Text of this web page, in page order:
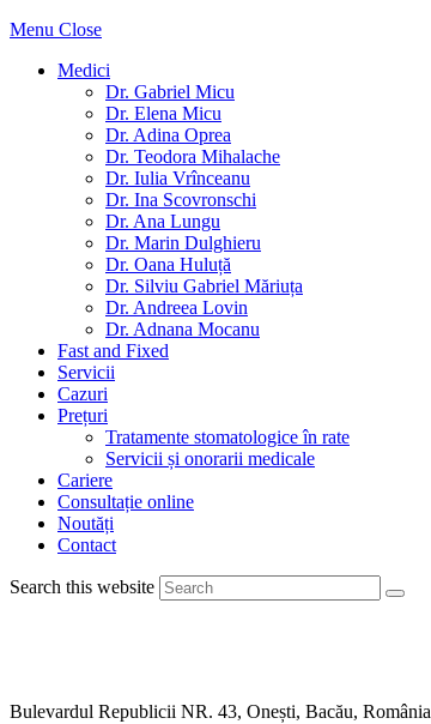
Menu Close
Medici
Dr. Gabriel Micu
Dr. Elena Micu
Dr. Adina Oprea
Dr. Teodora Mihalache
Dr. Iulia Vrînceanu
Dr. Ina Scovronschi
Dr. Ana Lungu
Dr. Marin Dulghieru
Dr. Oana Huluță
Dr. Silviu Gabriel Măriuța
Dr. Andreea Lovin
Dr. Adnana Mocanu
Fast and Fixed
Servicii
Cazuri
Prețuri
Tratamente stomatologice în rate
Servicii și onorarii medicale
Cariere
Consultație online
Noutăți
Contact
Search this website
Bulevardul Republicii NR. 43, Onești, Bacău, România